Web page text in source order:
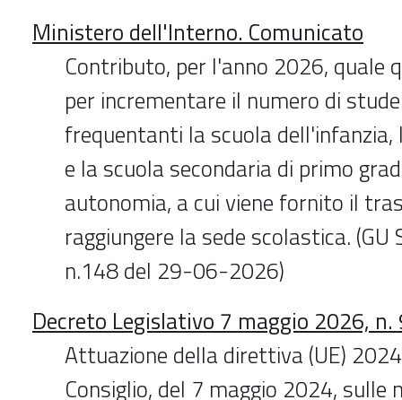
Ministero dell'Interno. Comunicato
Contributo, per l'anno 2026, quale
per incrementare il numero di
frequentanti la scuola
e la scuola secondaria di primo
autonomia, a cui viene fornito il
raggiungere la sede scolastica. (GU
n.148 del 29-06-2026)
Decreto Legislativo 7 maggio 2026, n.
Attuazione della direttiva (UE)
Consiglio, del 7 maggio 2024, sulle